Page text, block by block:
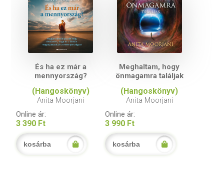
És ha ez már a
mennyország?
(Hangoskönyv)
Anita Moorjani
Online ár:
3 390 Ft
kosárba
Meghaltam, hogy
önmagamra találjak
(Hangoskönyv)
Anita Moorjani
Online ár:
3 990 Ft
kosárba